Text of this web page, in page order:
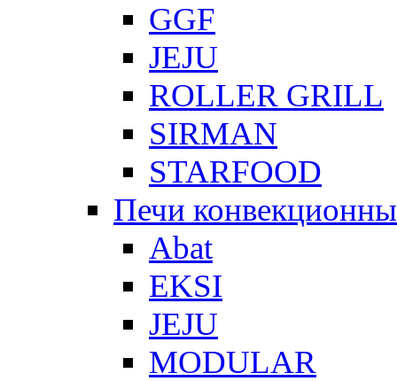
GGF
JEJU
ROLLER GRILL
SIRMAN
STARFOOD
Печи
Abat
EKSI
JEJU
MODULAR